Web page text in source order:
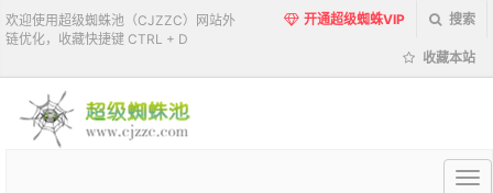
欢迎使用超级蜘蛛池（CJZZC）网站外
链优化，收藏快捷键 CTRL + D
开通超级蜘蛛VIP 搜索
收藏本站
超